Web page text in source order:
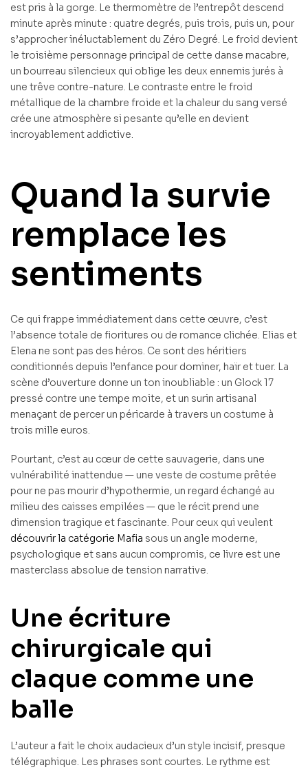
est pris à la gorge. Le thermomètre de l’entrepôt descend
minute après minute : quatre degrés, puis trois, puis un, pour
s’approcher inéluctablement du Zéro Degré. Le froid devient
le troisième personnage principal de cette danse macabre,
un bourreau silencieux qui oblige les deux ennemis jurés à
une trêve contre-nature. Le contraste entre le froid
métallique de la chambre froide et la chaleur du sang versé
crée une atmosphère si pesante qu’elle en devient
incroyablement addictive.
Quand la survie
remplace les
sentiments
Ce qui frappe immédiatement dans cette œuvre, c’est
l’absence totale de fioritures ou de romance clichée. Elias et
Elena ne sont pas des héros. Ce sont des héritiers
conditionnés depuis l’enfance pour dominer, haïr et tuer. La
scène d’ouverture donne un ton inoubliable : un Glock 17
pressé contre une tempe moite, et un surin artisanal
menaçant de percer un péricarde à travers un costume à
trois mille euros.
Pourtant, c’est au cœur de cette sauvagerie, dans une
vulnérabilité inattendue — une veste de costume prêtée
pour ne pas mourir d’hypothermie, un regard échangé au
milieu des caisses empilées — que le récit prend une
dimension tragique et fascinante. Pour ceux qui veulent
découvrir la catégorie Mafia sous un angle moderne,
psychologique et sans aucun compromis, ce livre est une
masterclass absolue de tension narrative.
Une écriture
chirurgicale qui
claque comme une
balle
L’auteur a fait le choix audacieux d’un style incisif, presque
télégraphique. Les phrases sont courtes. Le rythme est